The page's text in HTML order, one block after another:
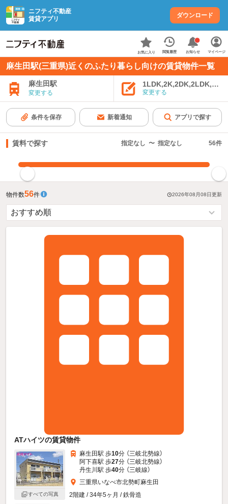
ニフティ不動産
賃貸アプリ
ダウンロード
お気に入り 閲覧履歴 お知らせ マイページ
麻生田駅(三重県)近くのふたり暮らし向けの賃貸物件一覧
麻生田駅
変更する 変更する
条件を保存 新着通知 アプリで探す
賃料で探す 指定なし 〜 指定なし 56件
物件数56件 2026年08月08日更新
ATハイツの賃貸物件
すべての写真
麻生田駅 歩10分 （三岐北勢線）
阿下喜駅 歩27分 （三岐北勢線）
丹生川駅 歩40分 （三岐線）
三重県いなべ市北勢町麻生田
2階建 / 34年5ヶ月 / 鉄骨造